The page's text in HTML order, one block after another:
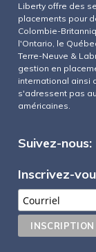
Liberty offre des
placements pour
Colombie-
l'Ontario, le
Terre-Neuve &
gestion en
international ainsi
s'adressent pas
américaines.
Suivez-nous:
Inscrivez-